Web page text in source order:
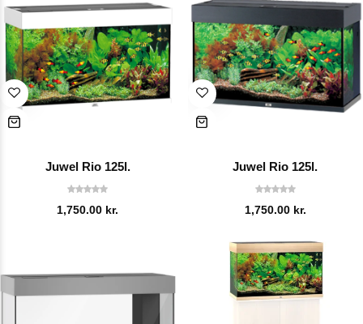
Juwel Rio 125l.
1,750.00 kr.
Juwel Rio 125l.
1,750.00 kr.